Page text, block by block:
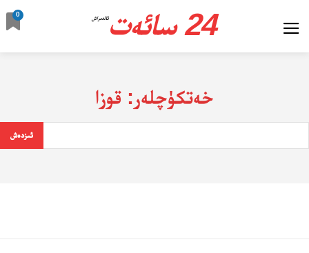
24 سائەت ئالدىراش
0
خەتكۈچلەر: قوزا
ئىزدەش